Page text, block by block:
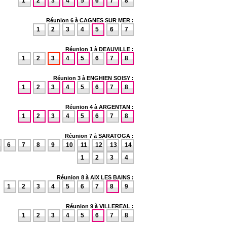
Réunion 6 à CAGNES SUR MER :
7
6
5
4
3
2
1
Réunion 1 à DEAUVILLE :
8
7
6
5
4
3
2
1
Réunion 3 à ENGHIEN SOISY :
8
7
6
5
4
3
2
1
Réunion 4 à ARGENTAN :
8
7
6
5
4
3
2
1
Réunion 7 à SARATOGA :
14
13
12
11
10
9
8
7
6
4
3
2
1
Réunion 8 à AIX LES BAINS :
9
8
7
6
5
4
3
2
1
Réunion 9 à VILLEREAL :
8
7
6
5
4
3
2
1